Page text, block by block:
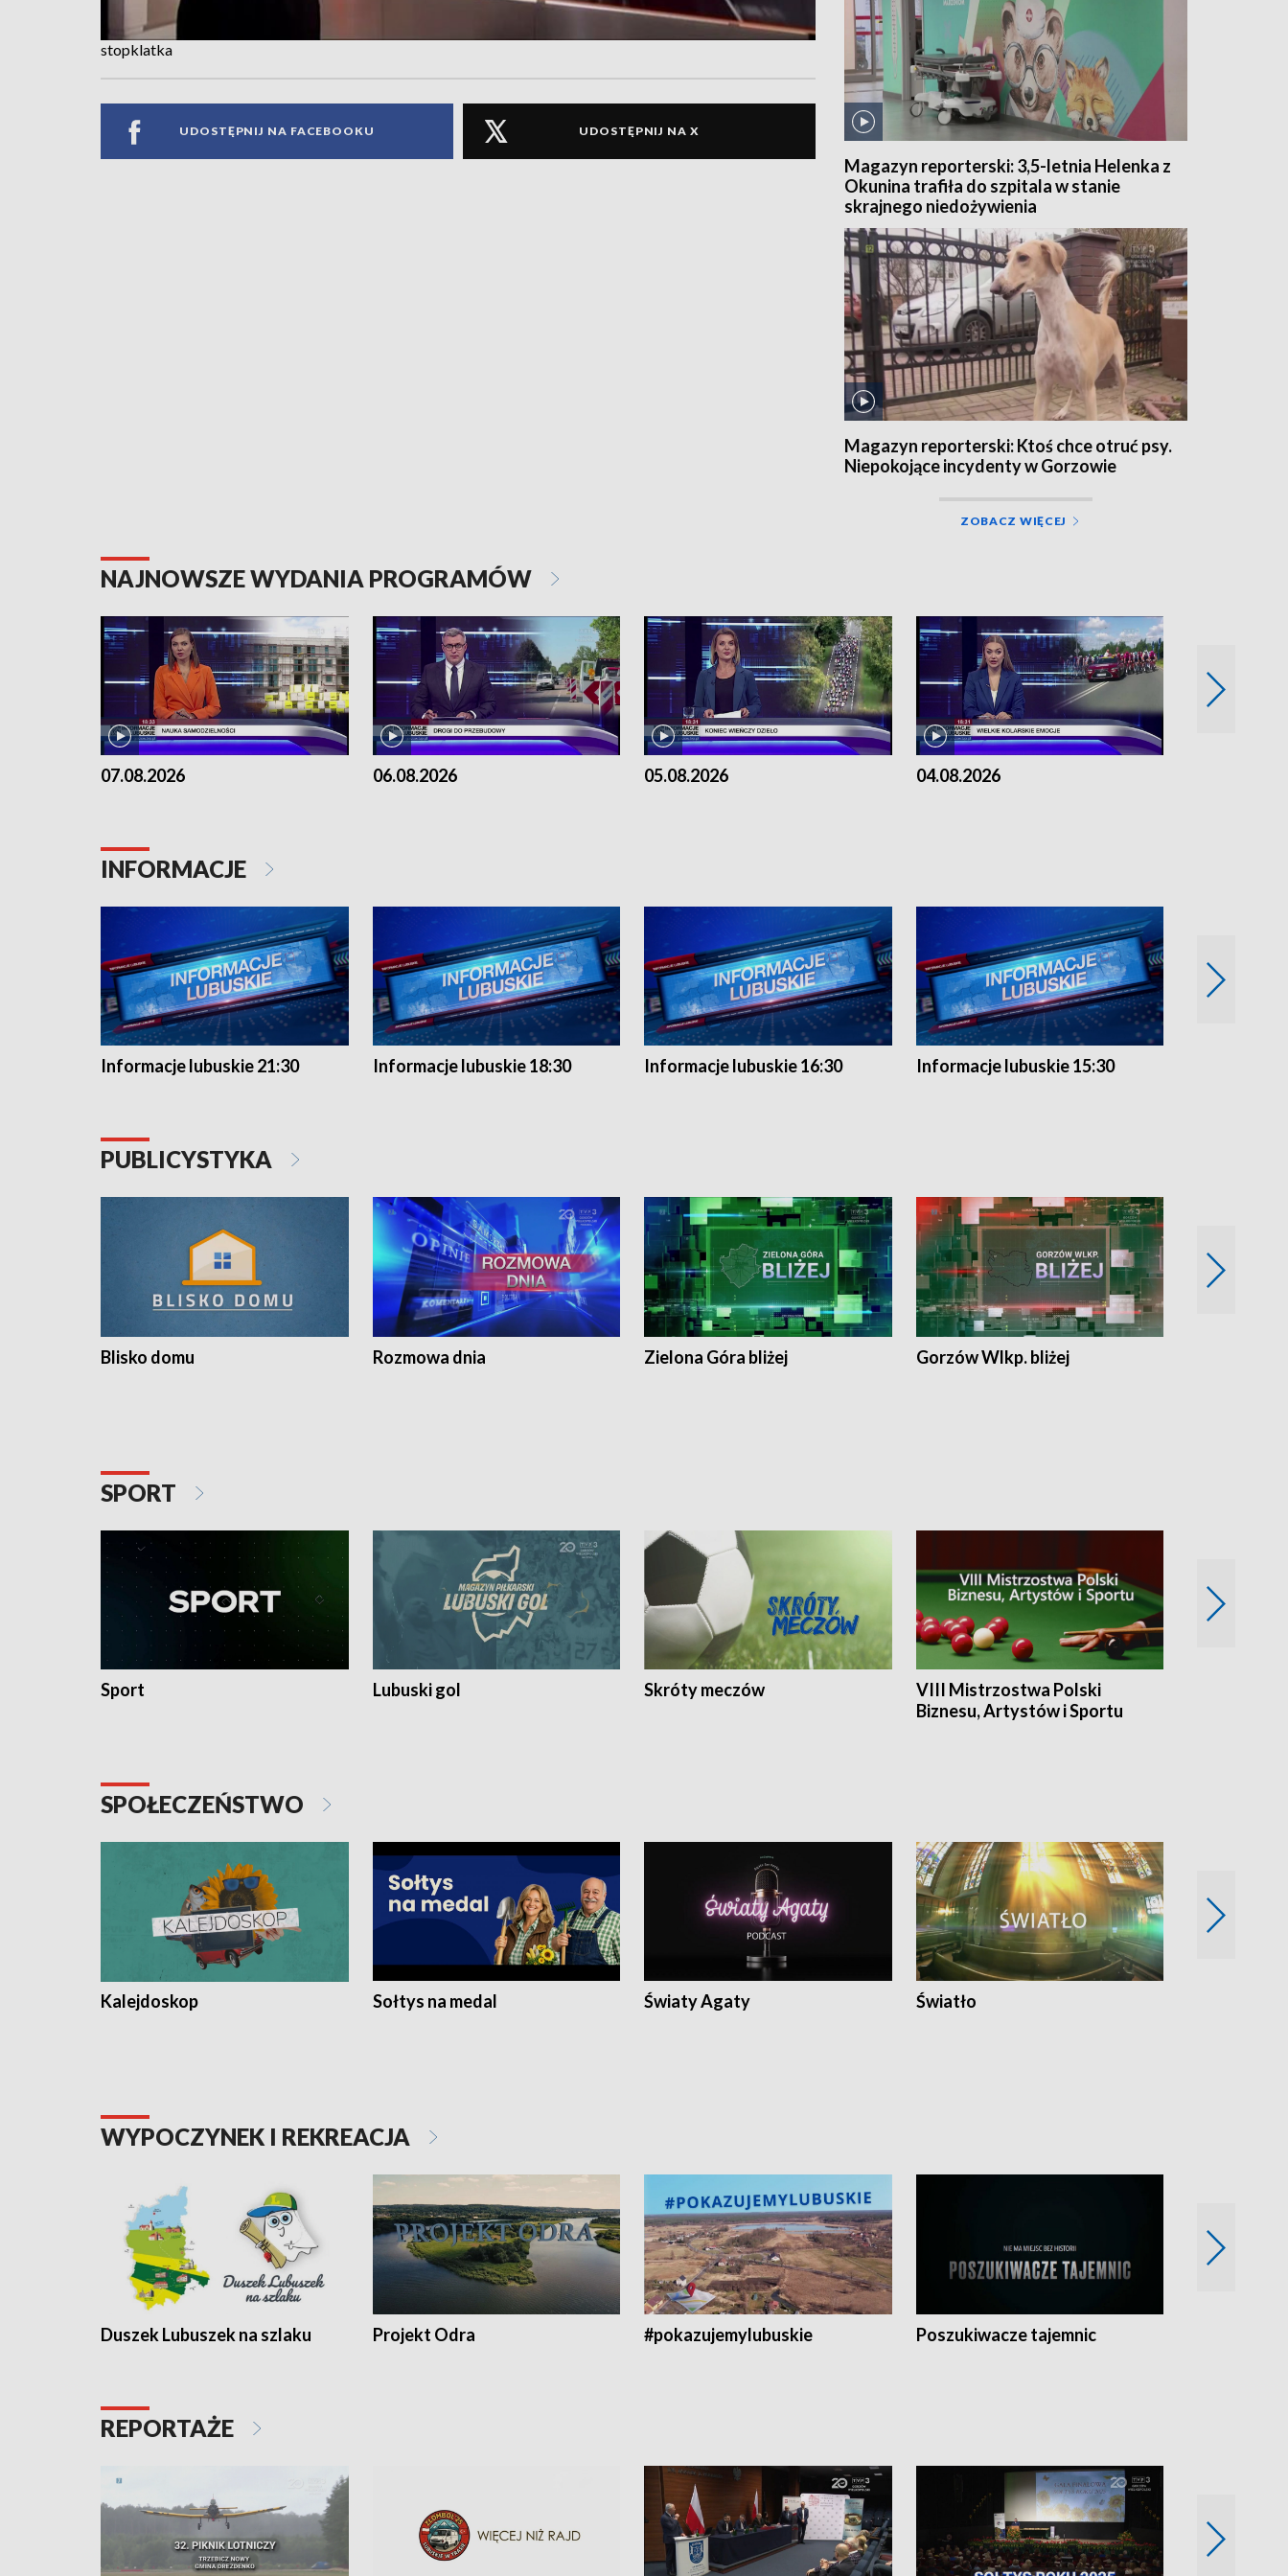
stopklatka
UDOSTĘPNIJ NA FACEBOOKU UDOSTĘPNIJ NA X
Magazyn reporterski: 3,5-letnia Helenka z
Okunina trafiła do szpitala w stanie
skrajnego niedożywienia
Magazyn reporterski: Ktoś chce otruć psy.
Niepokojące incydenty w Gorzowie
ZOBACZ WIĘCEJ
NAJNOWSZE WYDANIA PROGRAMÓW
07.08.2026 06.08.2026 05.08.2026 04.08.2026
INFORMACJE
Informacje lubuskie 21:30 Informacje lubuskie 18:30 Informacje lubuskie 16:30 Informacje lubuskie 15:30
PUBLICYSTYKA
Blisko domu Rozmowa dnia Zielona Góra bliżej Gorzów Wlkp. bliżej
SPORT
Sport Lubuski gol Skróty meczów
VIII Mistrzostwa Polski
Biznesu, Artystów i Sportu
SPOŁECZEŃSTWO
Kalejdoskop Sołtys na medal Światy Agaty Światło
WYPOCZYNEK I REKREACJA
Duszek Lubuszek na szlaku Projekt Odra #pokazujemylubuskie Poszukiwacze tajemnic
REPORTAŻE